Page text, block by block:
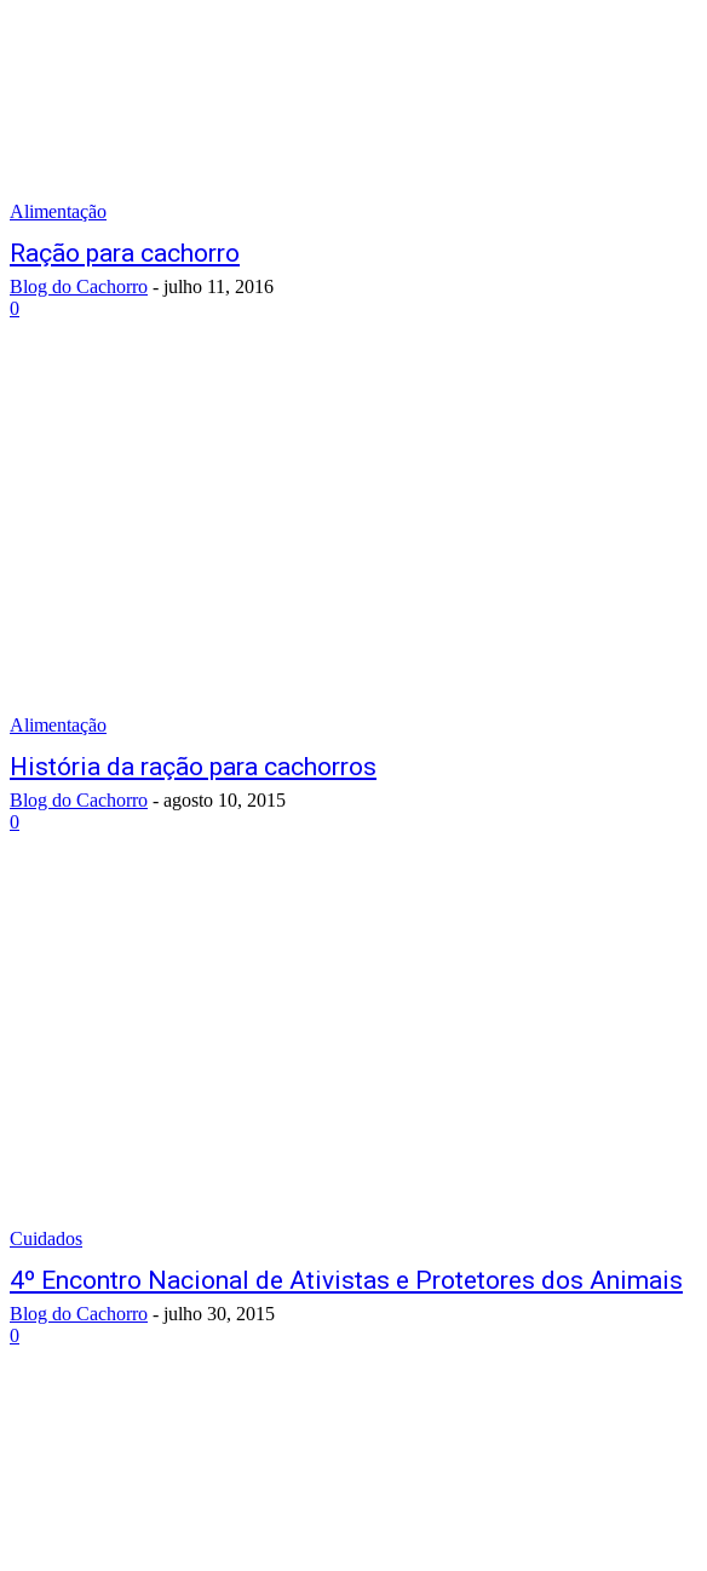
Alimentação
Ração para cachorro
Blog do Cachorro - julho 11, 2016
0
Alimentação
História da ração para cachorros
Blog do Cachorro - agosto 10, 2015
0
Cuidados
4º Encontro Nacional de Ativistas e Protetores dos Animais
Blog do Cachorro - julho 30, 2015
0